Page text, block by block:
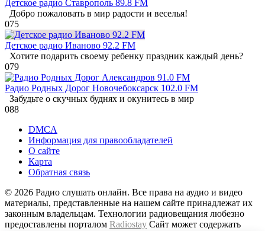
Детское радио Ставрополь 89.8 FM
Добро пожаловать в мир радости и веселья!
075
Детское радио Иваново 92.2 FM
Хотите подарить своему ребенку праздник каждый день?
079
Радио Родных Дорог Новочебоксарск 102.0 FM
Забудьте о скучных буднях и окунитесь в мир
088
DMCA
Информация для правообладателей
О сайте
Карта
Обратная связь
© 2026 Радио слушать онлайн. Все права на аудио и видео
материалы, представленные на нашем сайте принадлежат их
законным владельцам. Технологии радиовещания любезно
предоставлены порталом Radiostay Сайт может содержать